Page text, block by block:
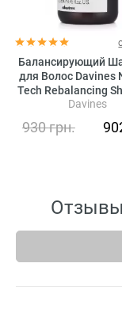
Балансирующий
для Волос Davines
Tech Rebalancing
Davines
930грн.